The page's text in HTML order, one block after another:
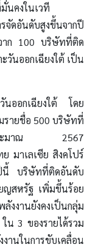
นคงในเวที
จัดอันดับสูงขึ้นจากปี
ก 100 บริษัทที่ติด
วันออกเฉียงใต้ เป็น
วันออกเฉียงใต้ โดย
รายชื่อ 500 บริษัทที่
งบประมาณ 2567
มาเลเซีย สิงคโปร์
นี้ บริษัทที่ติดอันดับ
ญสหรัฐ เพิ่มขึ้นร้อย
งานยังคงเป็นกลุ่ม
น 3 ของรายได้รวม
นในการขับเคลื่อน